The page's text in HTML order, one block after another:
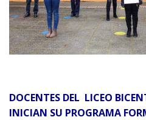
DOCENTES DEL LICEO
INICIAN SU PROGRAMA